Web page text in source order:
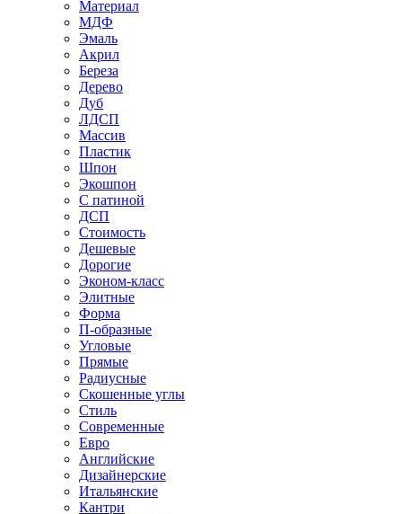
Материал
МДФ
Эмаль
Акрил
Береза
Дерево
Дуб
ЛДСП
Массив
Пластик
Шпон
Экошпон
С патиной
ДСП
Стоимость
Дешевые
Дорогие
Эконом-класс
Элитные
Форма
П-образные
Угловые
Прямые
Радиусные
Скошенные углы
Стиль
Современные
Евро
Английские
Дизайнерские
Итальянские
Кантри